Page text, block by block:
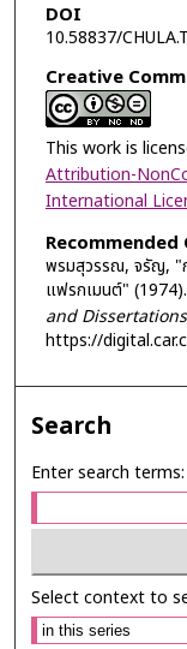
DOI
10.58837/
Creative
This work is
Attribution-
International
พรมสุวรรณ, จรัญ, "
แฟรกเมนต์" (1974).
and
https://
Search
Enter search terms:
Select context to